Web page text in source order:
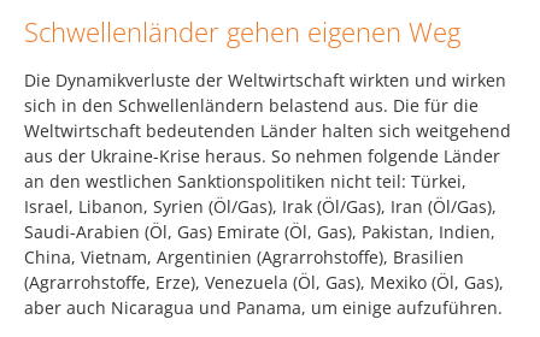
Schwellenländer gehen eigenen Weg
Die Dynamikverluste der Weltwirtschaft wirkten und wirken
sich in den Schwellenländern belastend aus. Die für die
Weltwirtschaft bedeutenden Länder halten sich weitgehend
aus der Ukraine-Krise heraus. So nehmen folgende Länder
an den westlichen Sanktionspolitiken nicht teil: Türkei,
Israel, Libanon, Syrien (Öl/Gas), Irak (Öl/Gas), Iran (Öl/Gas),
Saudi-Arabien (Öl, Gas) Emirate (Öl, Gas), Pakistan, Indien,
China, Vietnam, Argentinien (Agrarrohstoffe), Brasilien
(Agrarrohstoffe, Erze), Venezuela (Öl, Gas), Mexiko (Öl, Gas),
aber auch Nicaragua und Panama, um einige aufzuführen.